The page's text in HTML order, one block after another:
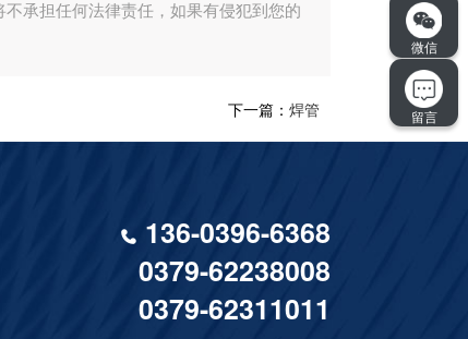
承担任何法律责任，如果有侵犯到您的
下一篇：焊管
136-0396-6368
0379-62238008
0379-62311011